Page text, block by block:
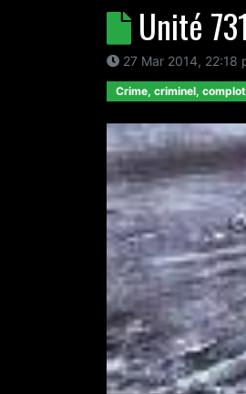
Unité
27 Mar 2014, 22:18
Crime, criminel,